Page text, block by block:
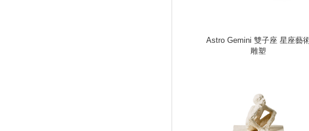
Astro Gemini 雙子座 星座藝
雕塑